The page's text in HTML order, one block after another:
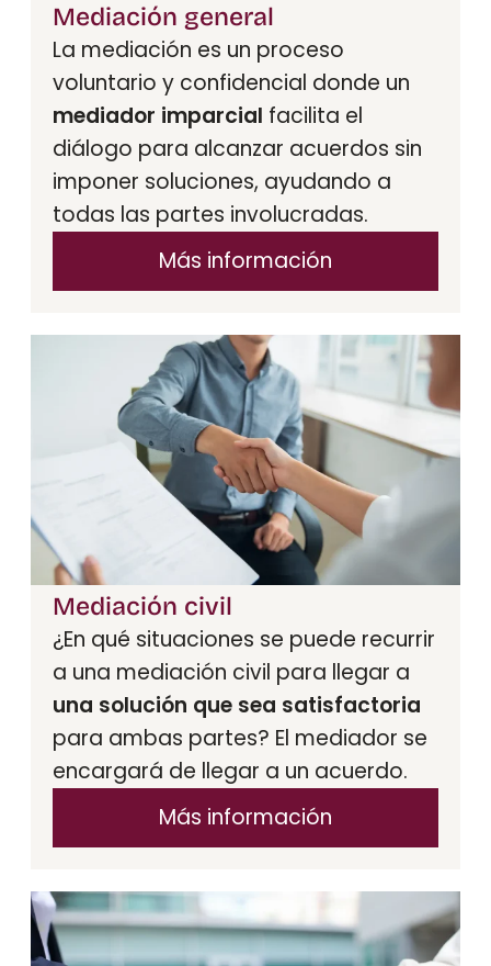
Mediación general
La mediación es un proceso
voluntario y confidencial donde un
mediador imparcial facilita el
diálogo para alcanzar acuerdos sin
imponer soluciones, ayudando a
todas las partes involucradas.
Más información
Mediación civil
¿En qué situaciones se puede recurrir
a una mediación civil para llegar a
una solución que sea satisfactoria
para ambas partes? El mediador se
encargará de llegar a un acuerdo.
Más información